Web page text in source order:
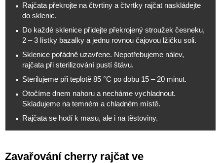
Rajčata překrojte na čtvrtiny a čtvrtky rajčat naskládejte
do sklenic.
Do každé sklenice přidejte překrojený stroužek česneku,
2 – 3 lístky bazalky a jednu rovnou čajovou lžičku soli.
Sklenice pořádně uzavřene. Nepotřebujeme nálev,
rajčata při sterilizování pustí štávu.
Sterilujeme při teplotě 85 °C po dobu 15 – 20 minut.
Otočíme dnem nahoru a necháme vychladnout.
Skladujeme na temném a chladném místě.
Rajčata se hodí k masu, ale i na těstoviny.
Zavařování cherry rajčat ve